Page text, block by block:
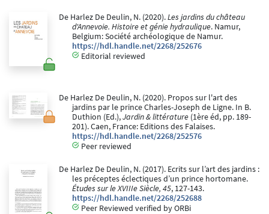
De Harlez De Deulin, N. (2020).Les jardins du château
d'Annevoie. Histoire et génie hydraulique. Namur,
Belgium: Société archéologique de Namur.
https://hdl.handle.net/2268/252676
Editorial reviewed
De Harlez De Deulin, N. (2020). Propos sur l'art des
jardins par le prince Charles-Joseph de Ligne. In B.
Duthion (Ed.),Jardin & littérature (1ère éd, pp. 189-
201). Caen, France: Editions des Falaises.
https://hdl.handle.net/2268/252576
Peer reviewed
De Harlez De Deulin, N. (2017). Ecrits sur l’art des jardins :
les préceptes éclectiques d’un prince hortomane.
Études sur le XVIIIe Siècle, 45, 127-143.
https://hdl.handle.net/2268/252688
Peer Reviewed verified by ORBi